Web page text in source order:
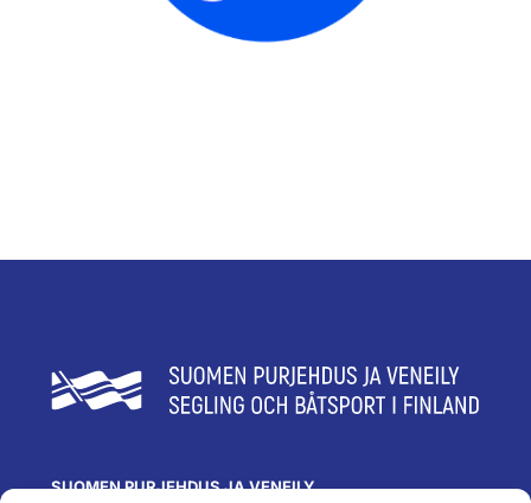
SUOMEN PURJEHDUS JA VENEILY